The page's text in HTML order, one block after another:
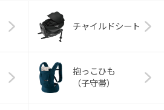
チャイルドシート
抱っこひも
（子守帯）